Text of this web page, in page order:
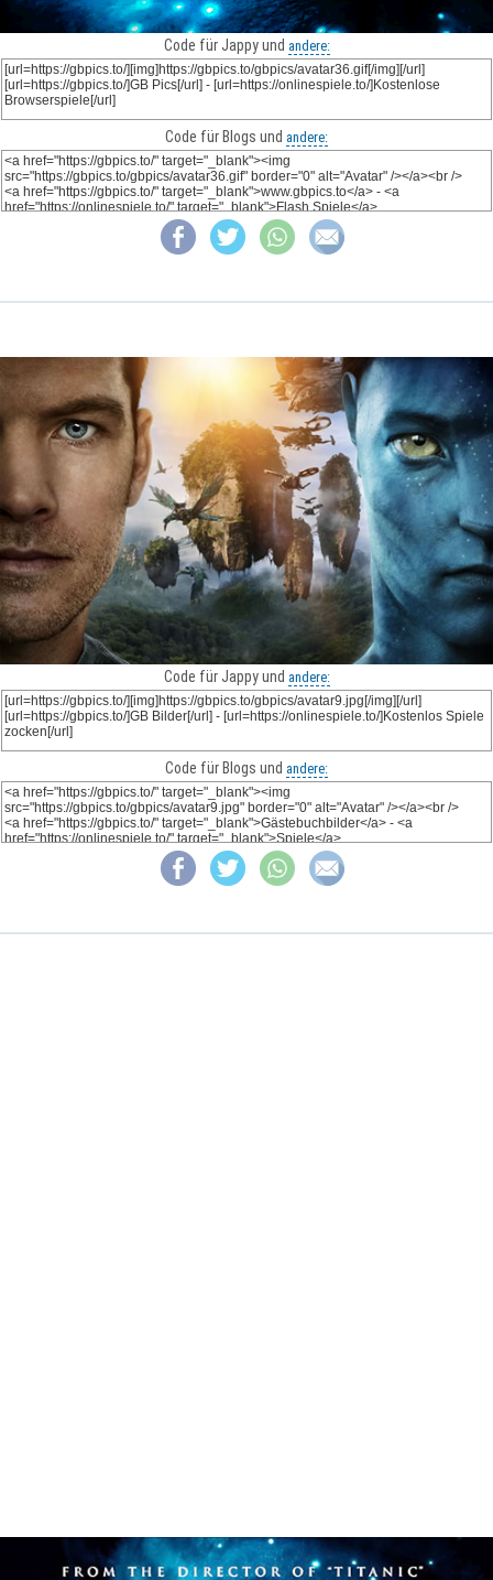
Code für Jappy und andere:
Code für Blogs und andere:
Code für Jappy und andere:
Code für Blogs und andere: